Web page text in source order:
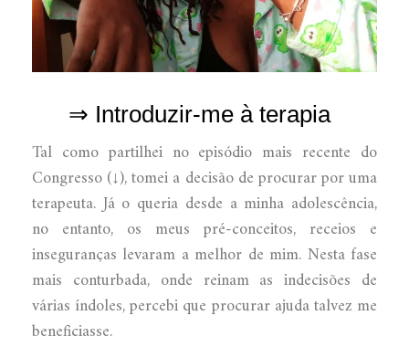
⇒ Introduzir-me à terapia
Tal como partilhei no episódio mais recente do
Congresso (↓), tomei a decisão de procurar por uma
terapeuta. Já o queria desde a minha adolescência,
no entanto, os meus pré-conceitos, receios e
inseguranças levaram a melhor de mim. Nesta fase
mais conturbada, onde reinam as indecisões de
várias índoles, percebi que procurar ajuda talvez me
beneficiasse.